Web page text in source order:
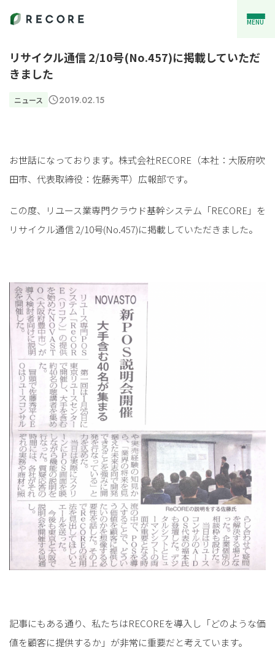
MENU
リサイクル通信 2/10号(No.457)に掲載していただ
きました
ニュース 2019.02.15
お世話になっております。株式会社RECORE（本社：大阪府吹
田市、代表取締役：佐藤秀平）広報部です。
この度、リユース業専門クラウド基幹システム「RECORE」を
リサイクル通信 2/10号(No.457)に掲載していただきました。
記事にもある通り、私たちはRECOREを導入し「どのような価
値を顧客に提供するか」が非常に重要だと考えています。